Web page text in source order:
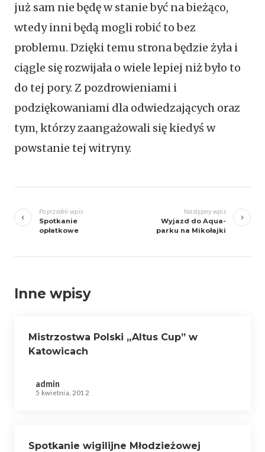
już sam nie będę w stanie być na bieżąco,
wtedy inni będą mogli robić to bez
problemu. Dzięki temu strona będzie żyła i
ciągle się rozwijała o wiele lepiej niż było to
do tej pory. Z pozdrowieniami i
podziękowaniami dla odwiedzających oraz
tym, którzy zaangażowali się kiedyś w
powstanie tej witryny.
wpisyPoprzedni wpis
Spotkanie
opłatkowe
Następny wpis
Wyjazd do Aqua-
parku na Mikołajki
Inne wpisy
Mistrzostwa Polski „Altus Cup” w
Katowicach
admin
5 kwietnia, 2012
Spotkanie wigilijne Młodzieżowej